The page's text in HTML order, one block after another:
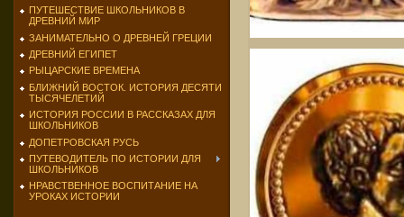
ПУТЕШЕСТВИЕ ШКОЛЬНИКОВ В
ДРЕВНИЙ МИР
ЗАНИМАТЕЛЬНО О ДРЕВНЕЙ ГРЕЦИИ
ДРЕВНИЙ ЕГИПЕТ
РЫЦАРСКИЕ ВРЕМЕНА
БЛИЖНИЙ ВОСТОК. ИСТОРИЯ ДЕСЯТИ
ТЫСЯЧЕЛЕТИЙ
ИСТОРИЯ РОССИИ В РАССКАЗАХ ДЛЯ
ШКОЛЬНИКОВ
ДОПЕТРОВСКАЯ РУСЬ
ПУТЕВОДИТЕЛЬ ПО ИСТОРИИ ДЛЯ
ШКОЛЬНИКОВ
НРАВСТВЕННОЕ ВОСПИТАНИЕ НА
УРОКАХ ИСТОРИИ